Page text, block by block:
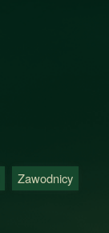
Zawodnicy